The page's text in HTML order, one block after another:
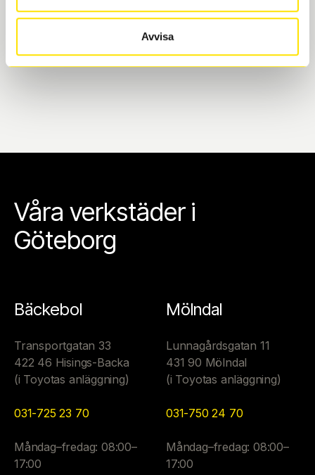
Avvisa
Mölndal. I beställningen anger du datum och tid för
vi till att de uppfyller alla krav för en säker körning.
Våra verkstäder i
Göteborg
Bäckebol
Transportgatan 33
422 46 Hisings-Backa
(i Toyotas anläggning)
031-725 23 70
Måndag–fredag: 08:00–
17:00
Mölndal
Lunnagårdsgatan 11
431 90 Mölndal
(i Toyotas anläggning)
031-750 24 70
Måndag–fredag: 08:00–
17:00